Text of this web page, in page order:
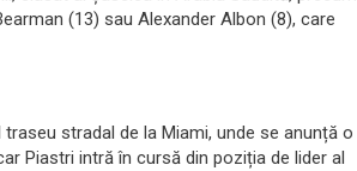
(13) sau Alexander Albon (8), care
stradal de la Miami, unde se anunță o
Piastri intră în cursă din poziția de lider al